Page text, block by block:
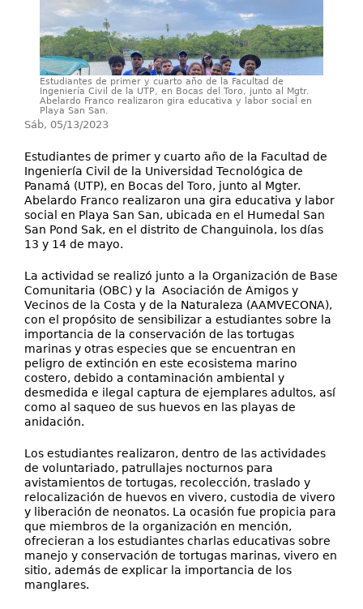
Estudiantes de primer y cuarto año de la Facultad de
Ingeniería Civil de la UTP, en Bocas del Toro, junto al Mgtr.
Abelardo Franco realizaron gira educativa y labor social en
Playa San San.
Sáb, 05/13/2023
Estudiantes de primer y cuarto año de la Facultad de
Ingeniería Civil de la Universidad Tecnológica de
Panamá (UTP), en Bocas del Toro, junto al Mgter.
Abelardo Franco realizaron una gira educativa y labor
social en Playa San San, ubicada en el Humedal San
San Pond Sak, en el distrito de Changuinola, los días
13 y 14 de mayo.
La actividad se realizó junto a la Organización de Base
Comunitaria (OBC) y la Asociación de Amigos y
Vecinos de la Costa y de la Naturaleza (AAMVECONA),
con el propósito de sensibilizar a estudiantes sobre la
importancia de la conservación de las tortugas
marinas y otras especies que se encuentran en
peligro de extinción en este ecosistema marino
costero, debido a contaminación ambiental y
desmedida e ilegal captura de ejemplares adultos, así
como al saqueo de sus huevos en las playas de
anidación.
Los estudiantes realizaron, dentro de las actividades
de voluntariado, patrullajes nocturnos para
avistamientos de tortugas, recolección, traslado y
relocalización de huevos en vivero, custodia de vivero
y liberación de neonatos. La ocasión fue propicia para
que miembros de la organización en mención,
ofrecieran a los estudiantes charlas educativas sobre
manejo y conservación de tortugas marinas, vivero en
sitio, además de explicar la importancia de los
manglares.